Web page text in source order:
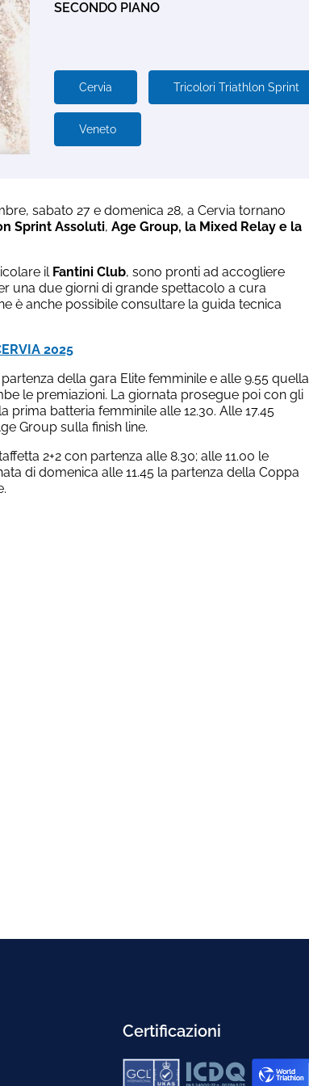
SECONDO PIANO
Cervia Tricolori Triathlon Sprint
Veneto
sabato 27 e domenica 28, a Cervia tornano
Sprint Assoluti, Age Group, la Mixed Relay e la
il Fantini Club, sono pronti ad accogliere
una due giorni di grande spettacolo a cura
è anche possibile consultare la guida tecnica
2025
della gara Elite femminile e alle 9.55 quella
le premiazioni. La giornata prosegue poi con gli
prima batteria femminile alle 12.30. Alle 17.45
Group sulla finish line.
2+2 con partenza alle 8.30; alle 11.00 le
di domenica alle 11.45 la partenza della Coppa
Certificazioni